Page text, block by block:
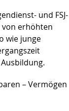
und FSJ-
erhöhten
wie junge
– Vermögen